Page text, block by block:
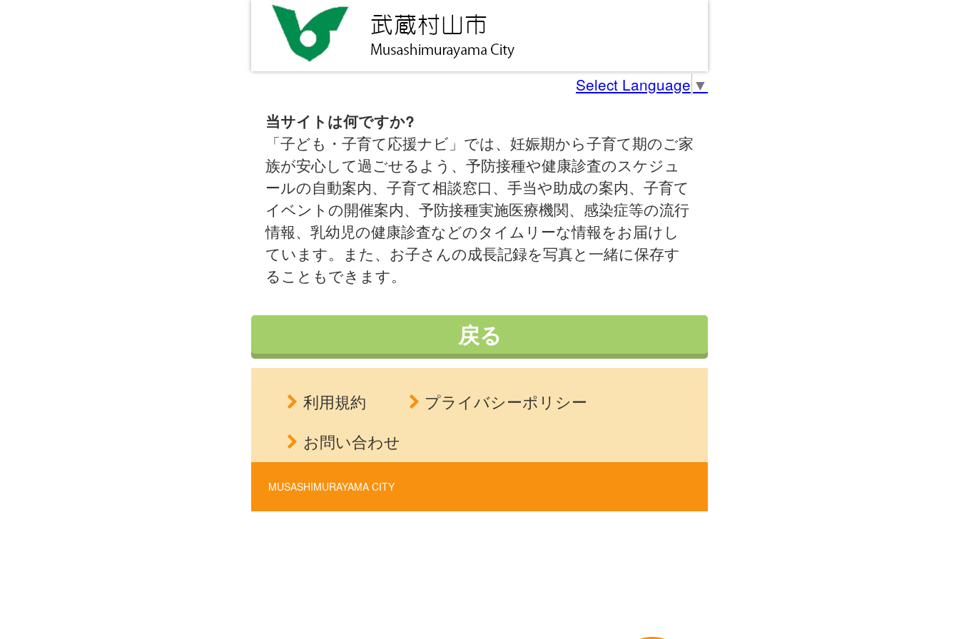
Select Language ▼
当サイトは何ですか?
「子ども・子育て応援ナビ」では、妊娠期から子育て期のご家
族が安心して過ごせるよう、予防接種や健康診査のスケジュ
ールの自動案内、子育て相談窓口、手当や助成の案内、子育て
イベントの開催案内、予防接種実施医療機関、感染症等の流行
情報、乳幼児の健康診査などのタイムリーな情報をお届けし
ています。また、お子さんの成長記録を写真と一緒に保存す
ることもできます。
戻る
利用規約
プライバシーポリシー
お問い合わせ
MUSASHIMURAYAMA CITY